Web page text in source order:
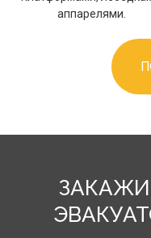
аппарелями.